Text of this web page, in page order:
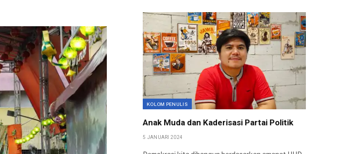
KOLOM PENULIS
Anak Muda dan Kaderisasi Partai Politik
5 JANUARI 2024